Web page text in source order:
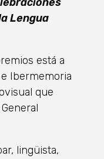
Lengua
está a
Ibermemoria
que
lingüista,